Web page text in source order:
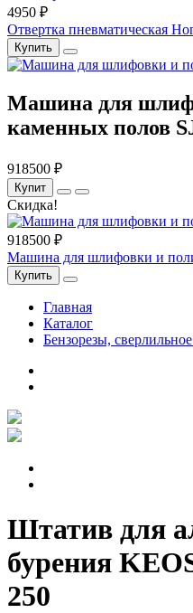
4950 ₽
Отвертка пневматическая
Купить
Машина для
каменных полов
918500 ₽
Купит
Скидка!
918500 ₽
Машина для шлифовки и
Купить
Главная
Каталог
Бензорезы,
Штатив для
бурения
250